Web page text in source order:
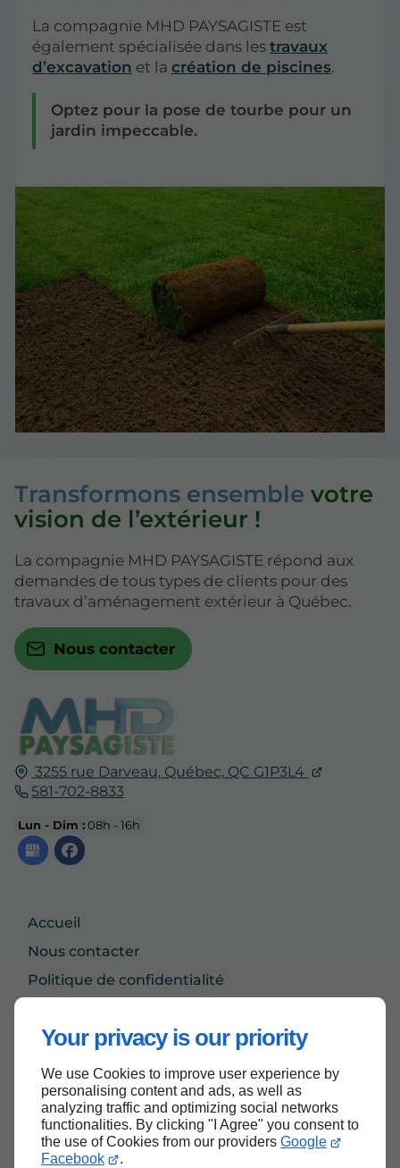
Your privacy is our priority
We use Cookies to improve user experience by
personalising content and ads, as well as
analyzing traffic and optimizing social networks
functionalities. By clicking "I Agree" you consent to
the use of Cookies from our providers Google
Facebook
.
La compagnie MHD PAYSAGISTE est
également spécialisée dans lestravaux
d’excavation et lacréation de piscines.
Optez pour la pose de tourbe pour un
jardin impeccable.
3255 rue Darveau, Québec, QC G1P3L4
581-702-8833
Lun - Dim :08h - 16h
Accueil
Nous contacter
Politique de confidentialité
Transformons ensemble votre
vision de l’extérieur !
La compagnie MHD PAYSAGISTE répond aux
demandes de tous types de clients pour des
travaux d’aménagement extérieur à Québec.
Nous contacter
Haut de page